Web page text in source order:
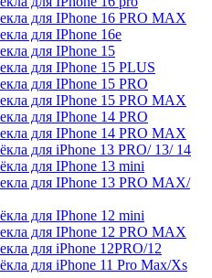
для IPhone 16 PRO MAX
для IPhone 16e
для IPhone 15
для IPhone 15 PLUS
для IPhone 15 PRO
для IPhone 15 PRO MAX
для IPhone 14 PRO
для IPhone 14 PRO MAX
для iPhone 13 PRO/ 13/ 14
для IPhone 13 mini
для IPhone 13 PRO MAX/
для IPhone 12 mini
для IPhone 12 PRO MAX
для iPhone 12PRO/12
для iPhone 11 Pro Max/Xs